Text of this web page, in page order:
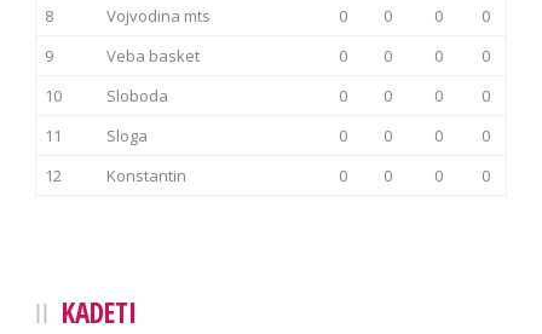
8
Vojvodina mts 0 0 0
0
9
Veba basket 0 0 0
0
10
Sloboda 0 0 0
0
11
Sloga 0 0 0
0
12
Konstantin 0 0 0 0
KADETI